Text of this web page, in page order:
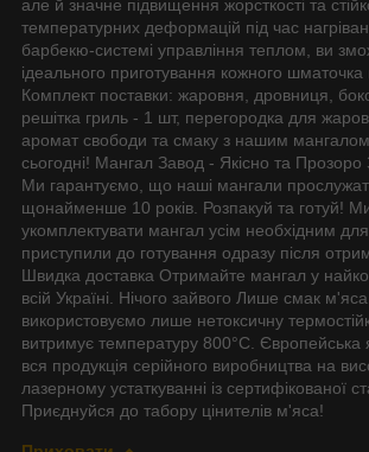
але й значне підвищення жорсткості та
температурних деформацій під час
барбекю-системі управління теплом, ви
ідеального приготування кожного шматочка
Комплект поставки: жаровня, дровниця,
решітка гриль - 1 шт, перегородка для
аромат свободи та смаку з нашим
сьогодні! Мангал Завод - Якісно та Прозоро
Ми гарантуємо, що наші мангали
щонайменше 10 років. Розпакуй та готуй!
укомплектувати мангал усім необхідним
приступили до готування одразу після
Швидка доставка Отримайте мангал у
всій Україні. Нічого зайвого Лише смак
використовуємо лише нетоксичну
витримує температуру 800°С. Європейська
вся продукція серійного виробництва на
лазерному устаткуванні із сертифікованої
Приєднуйся до табору цінителів м'яса!